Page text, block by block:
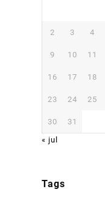
2 3 4
9 10 11
16 17 18
23 24 25
30
31
« jul
Tags